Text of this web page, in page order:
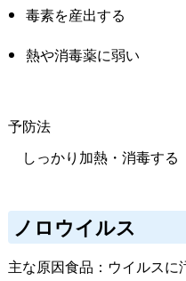
毒素を産出する
熱や消毒薬に弱い
予防法
しっかり加熱・消毒する
ノロウイルス
主な原因食品：ウイルスに